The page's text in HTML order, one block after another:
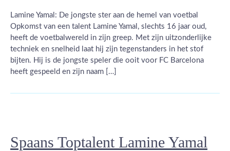
Lamine Yamal: De jongste ster aan de hemel van voetbal
Opkomst van een talent Lamine Yamal, slechts 16 jaar oud,
heeft de voetbalwereld in zijn greep. Met zijn uitzonderlijke
techniek en snelheid laat hij zijn tegenstanders in het stof
bijten. Hij is de jongste speler die ooit voor FC Barcelona
heeft gespeeld en zijn naam […]
Spaans Toptalent Lamine Yamal